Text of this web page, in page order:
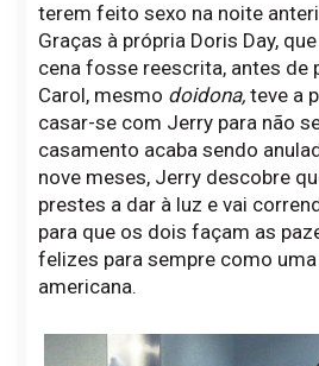
terem feito sexo na noite
Graças à própria Doris Day,
cena fosse reescrita, antes de
Carol, mesmo doidona, teve a
casar-se com Jerry para não
casamento acaba sendo
nove meses, Jerry descobre
prestes a dar à luz e vai
para que os dois façam as
felizes para sempre como
americana.